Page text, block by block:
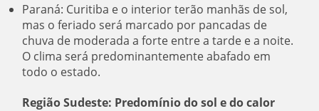
Paraná: Curitiba e o interior terão manhãs de sol,
mas o feriado será marcado por pancadas de
chuva de moderada a forte entre a tarde e a noite.
O clima será predominantemente abafado em
todo o estado.
Região Sudeste: Predomínio do sol e do calor